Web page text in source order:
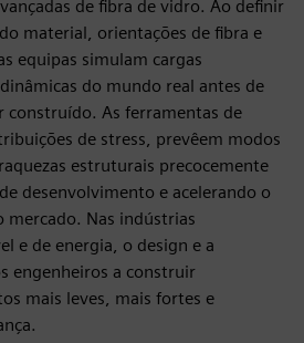
de fibra de vidro. Ao definir
material, orientações de fibra e
equipas simulam cargas
do mundo real antes de
As ferramentas de
de stress, prevêem modos
estruturais precocemente
desenvolvimento e acelerando o
mercado. Nas indústrias
e de energia, o design e a
engenheiros a construir
mais leves, mais fortes e